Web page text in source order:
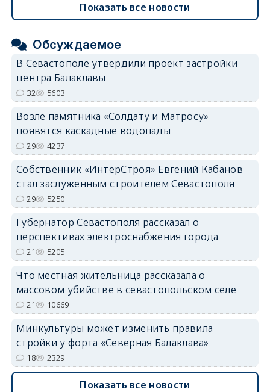
Показать все новости
Обсуждаемое
В Севастополе утвердили проект застройки
центра Балаклавы
32 5603
Возле памятника «Солдату и Матросу»
появятся каскадные водопады
29 4237
Собственник «ИнтерСтроя» Евгений Кабанов
стал заслуженным строителем Севастополя
29 5250
Губернатор Севастополя рассказал о
перспективах электроснабжения города
21 5205
Что местная жительница рассказала о
массовом убийстве в севастопольском селе
21 10669
Минкультуры может изменить правила
стройки у форта «Северная Балаклава»
18 2329
Показать все новости